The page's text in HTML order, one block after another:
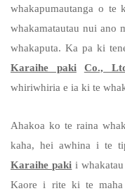
whakapumautanga o te
whakamatautau nui ano
whakaputa. Ka pa ki
Karaihe paki
Co.,
whiriwhiria e ia ki te
Ahakoa ko te raina
kaha, hei awhina i te
Karaihe paki i
Kaore i rite ki te